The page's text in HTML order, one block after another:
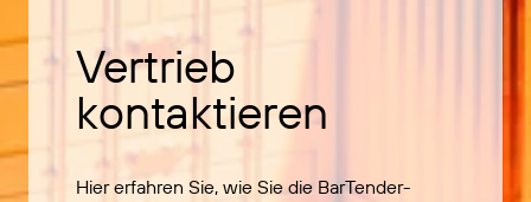
Vertrieb
kontaktieren
Hier erfahren Sie, wie Sie die BarTender-